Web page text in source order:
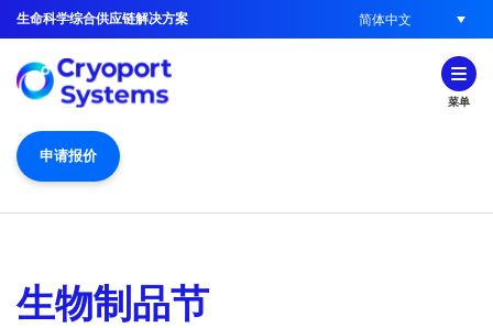
生命科学综合供应链解决方案 简体中文
菜单
申请报价
生物制品节